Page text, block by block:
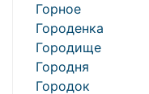
Горное
Городенка
Городище
Городня
Городок